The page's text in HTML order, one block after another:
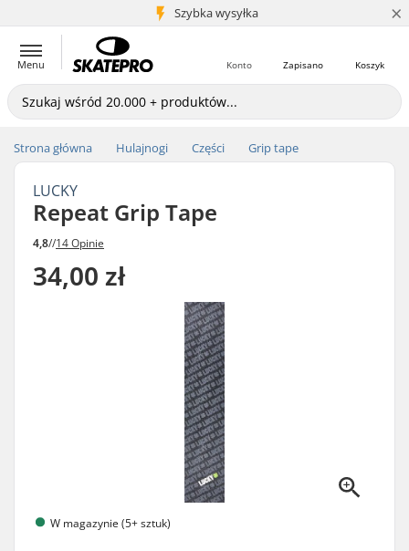
Szybka wysyłka
5+ mln klientów ×
Menu Koszyk
Zapisano
Konto
Strona główna Hulajnogi Części Grip tape
LUCKY
Repeat Grip Tape
4,8//14 Opinie
34,00 zł
W magazynie (5+ sztuk)